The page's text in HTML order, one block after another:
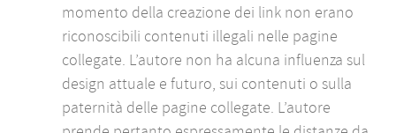
momento della creazione dei link non erano
riconoscibili contenuti illegali nelle pagine
collegate. L’autore non ha alcuna influenza sul
design attuale e futuro, sui contenuti o sulla
paternità delle pagine collegate. L’autore